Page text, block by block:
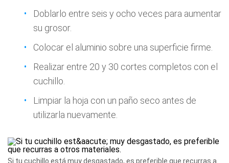
Doblarlo entre seis y ocho veces para aumentar
su grosor.
Colocar el aluminio sobre una superficie firme.
Realizar entre 20 y 30 cortes completos con el
cuchillo.
Limpiar la hoja con un paño seco antes de
utilizarla nuevamente.
Si tu cuchillo está muy desgastado, es preferible que recurras a